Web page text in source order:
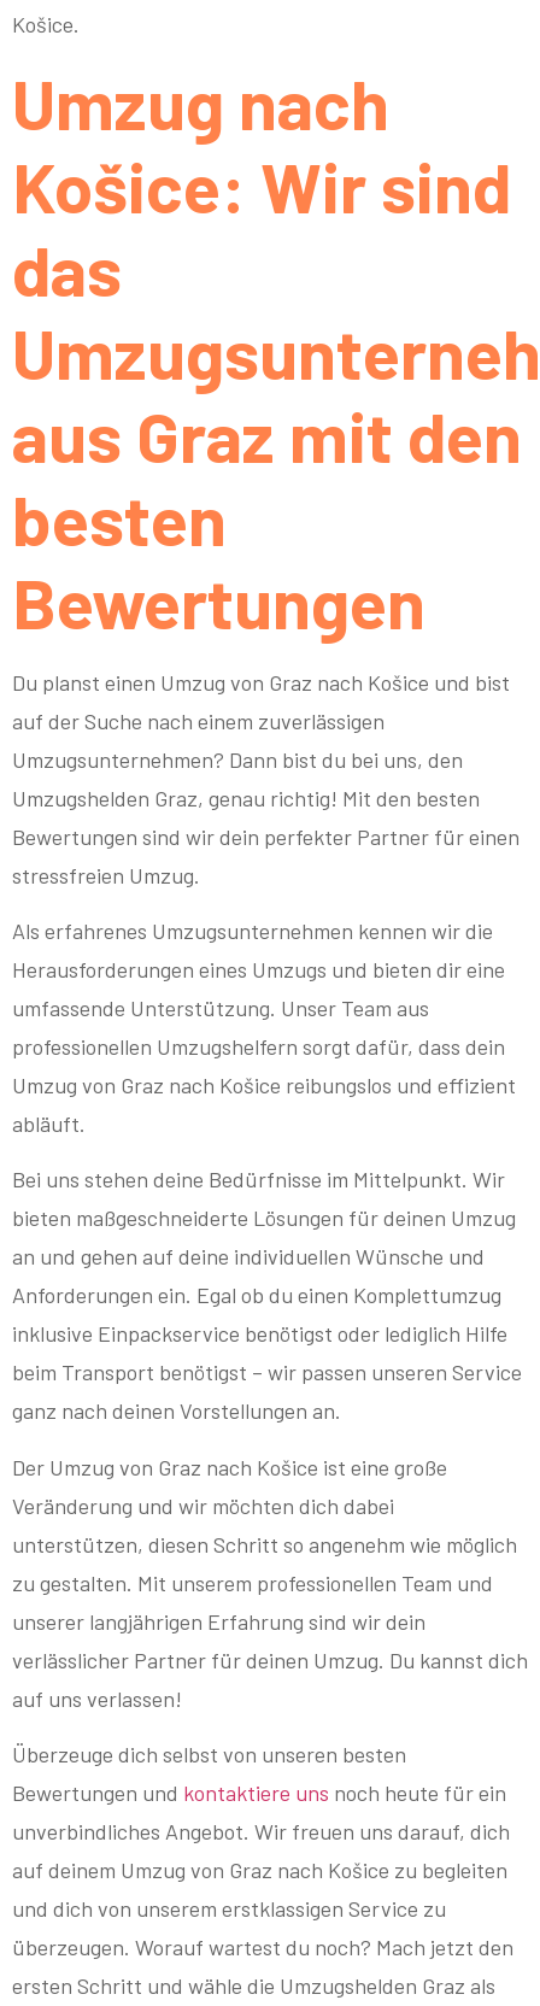
Košice.
Umzug nach
Košice: Wir sind
das
aus Graz mit den
besten
Bewertungen
Du planst einen Umzug von Graz nach Košice und bist
auf der Suche nach einem zuverlässigen
Umzugsunternehmen? Dann bist du bei uns, den
Umzugshelden Graz, genau richtig! Mit den besten
Bewertungen sind wir dein perfekter Partner für einen
stressfreien Umzug.
Als erfahrenes Umzugsunternehmen kennen wir die
Herausforderungen eines Umzugs und bieten dir eine
umfassende Unterstützung. Unser Team aus
professionellen Umzugshelfern sorgt dafür, dass dein
Umzug von Graz nach Košice reibungslos und effizient
abläuft.
Bei uns stehen deine Bedürfnisse im Mittelpunkt. Wir
bieten maßgeschneiderte Lösungen für deinen Umzug
an und gehen auf deine individuellen Wünsche und
Anforderungen ein. Egal ob du einen Komplettumzug
inklusive Einpackservice benötigst oder lediglich Hilfe
beim Transport benötigst – wir passen unseren Service
ganz nach deinen Vorstellungen an.
Der Umzug von Graz nach Košice ist eine große
Veränderung und wir möchten dich dabei
unterstützen, diesen Schritt so angenehm wie möglich
zu gestalten. Mit unserem professionellen Team und
unserer langjährigen Erfahrung sind wir dein
verlässlicher Partner für deinen Umzug. Du kannst dich
auf uns verlassen!
Überzeuge dich selbst von unseren besten
Bewertungen und kontaktiere uns noch heute für ein
unverbindliches Angebot. Wir freuen uns darauf, dich
auf deinem Umzug von Graz nach Košice zu begleiten
und dich von unserem erstklassigen Service zu
überzeugen. Worauf wartest du noch? Mach jetzt den
ersten Schritt und wähle die Umzugshelden Graz als